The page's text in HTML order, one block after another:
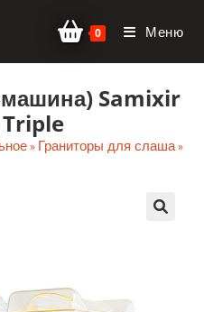
0 Меню
Samixir
» Граниторы для слаша»